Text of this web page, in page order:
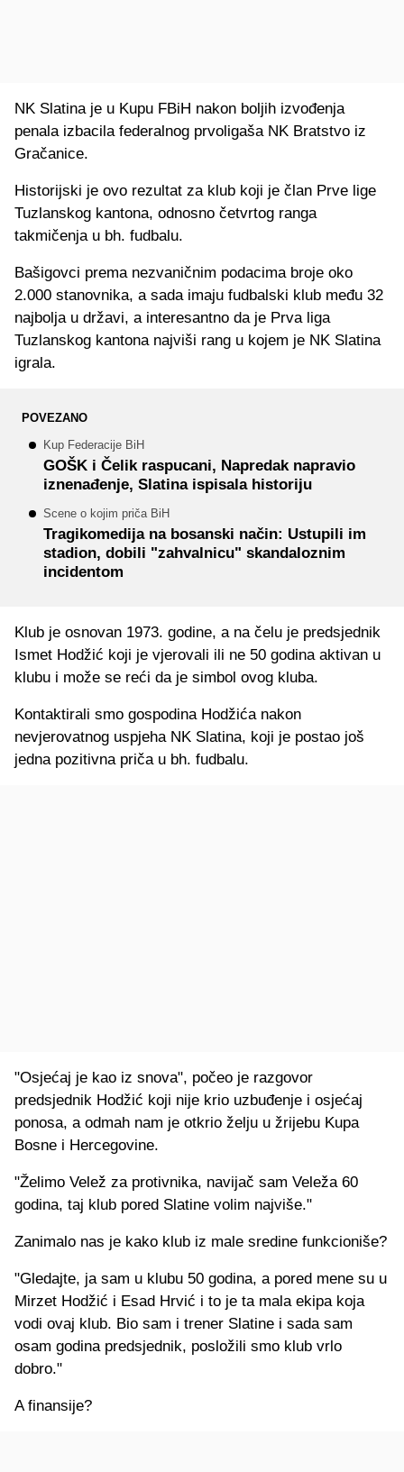
NK Slatina je u Kupu FBiH nakon boljih izvođenja
penala izbacila federalnog prvoligaša NK Bratstvo iz
Gračanice.
Historijski je ovo rezultat za klub koji je član Prve lige
Tuzlanskog kantona, odnosno četvrtog ranga
takmičenja u bh. fudbalu.
Bašigovci prema nezvaničnim podacima broje oko
2.000 stanovnika, a sada imaju fudbalski klub među 32
najbolja u državi, a interesantno da je Prva liga
Tuzlanskog kantona najviši rang u kojem je NK Slatina
igrala.
POVEZANO
Kup Federacije BiH
GOŠK i Čelik raspucani, Napredak napravio
iznenađenje, Slatina ispisala historiju
Scene o kojim priča BiH
Tragikomedija na bosanski način: Ustupili im
stadion, dobili "zahvalnicu" skandaloznim
incidentom
Klub je osnovan 1973. godine, a na čelu je predsjednik
Ismet Hodžić koji je vjerovali ili ne 50 godina aktivan u
klubu i može se reći da je simbol ovog kluba.
Kontaktirali smo gospodina Hodžića nakon
nevjerovatnog uspjeha NK Slatina, koji je postao još
jedna pozitivna priča u bh. fudbalu.
"Osjećaj je kao iz snova", počeo je razgovor
predsjednik Hodžić koji nije krio uzbuđenje i osjećaj
ponosa, a odmah nam je otkrio želju u žrijebu Kupa
Bosne i Hercegovine.
"Želimo Velež za protivnika, navijač sam Veleža 60
godina, taj klub pored Slatine volim najviše."
Zanimalo nas je kako klub iz male sredine funkcioniše?
"Gledajte, ja sam u klubu 50 godina, a pored mene su u
Mirzet Hodžić i Esad Hrvić i to je ta mala ekipa koja
vodi ovaj klub. Bio sam i trener Slatine i sada sam
osam godina predsjednik, posložili smo klub vrlo
dobro."
A finansije?